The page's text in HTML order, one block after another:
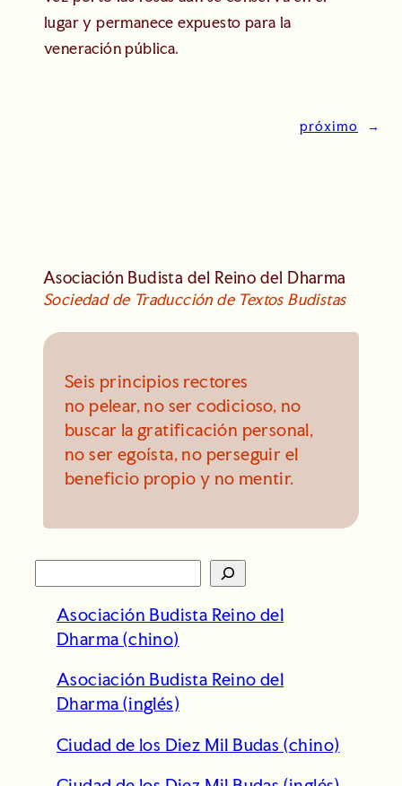
lugar y permanece expuesto para la
veneración pública.
próximo →
Asociación Budista del Reino del Dharma
Sociedad de Traducción de Textos Budistas
Seis principios rectores
no pelear, no ser codicioso, no
buscar la gratificación personal,
no ser egoísta, no perseguir el
beneficio propio y no mentir.
Asociación Budista Reino del
Dharma (chino)
Asociación Budista Reino del
Dharma (inglés)
Ciudad de los Diez Mil Budas (chino)